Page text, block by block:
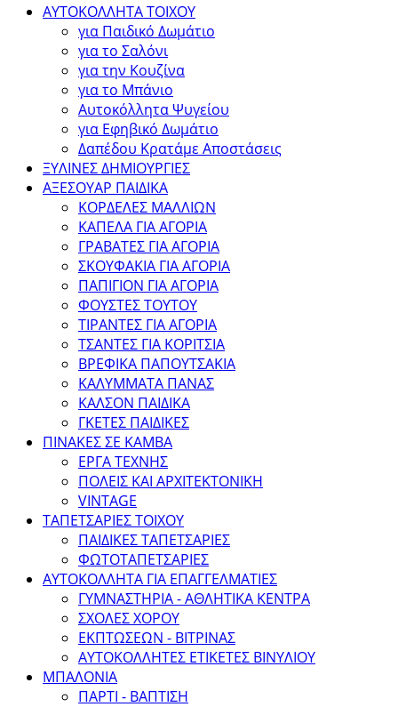
ΑΥΤΟΚΟΛΛΗΤΑ ΤΟΙΧΟΥ
για Παιδικό Δωμάτιο
για το Σαλόνι
για την Κουζίνα
για το Μπάνιο
Αυτοκόλλητα Ψυγείου
για Εφηβικό Δωμάτιο
Δαπέδου Κρατάμε Αποστάσεις
ΞΥΛΙΝΕΣ ΔΗΜΙΟΥΡΓΙΕΣ
ΑΞΕΣΟΥΑΡ ΠΑΙΔΙΚΑ
ΚΟΡΔΕΛΕΣ ΜΑΛΛΙΩΝ
ΚΑΠΕΛΑ ΓΙΑ ΑΓΟΡΙΑ
ΓΡΑΒΑΤΕΣ ΓΙΑ ΑΓΟΡΙΑ
ΣΚΟΥΦΑΚΙΑ ΓΙΑ ΑΓΟΡΙΑ
ΠΑΠΙΓΙΟΝ ΓΙΑ ΑΓΟΡΙΑ
ΦΟΥΣΤΕΣ ΤΟΥΤΟΥ
ΤΙΡΑΝΤΕΣ ΓΙΑ ΑΓΟΡΙΑ
ΤΣΑΝΤΕΣ ΓΙΑ ΚΟΡΙΤΣΙΑ
ΒΡΕΦΙΚΑ ΠΑΠΟΥΤΣΑΚΙΑ
ΚΑΛΥΜΜΑΤΑ ΠΑΝΑΣ
ΚΑΛΣΟΝ ΠΑΙΔΙΚΑ
ΓΚΕΤΕΣ ΠΑΙΔΙΚΕΣ
ΠΙΝΑΚΕΣ ΣΕ ΚΑΜΒΑ
ΕΡΓΑ ΤΕΧΝΗΣ
ΠΟΛΕΙΣ ΚΑΙ ΑΡΧΙΤΕΚΤΟΝΙΚΗ
VINTAGE
ΤΑΠΕΤΣΑΡΙΕΣ ΤΟΙΧΟΥ
ΠΑΙΔΙΚΕΣ ΤΑΠΕΤΣΑΡΙΕΣ
ΦΩΤΟΤΑΠΕΤΣΑΡΙΕΣ
ΑΥΤΟΚΟΛΛΗΤΑ ΓΙΑ ΕΠΑΓΓΕΛΜΑΤΙΕΣ
ΓΥΜΝΑΣΤΗΡΙΑ - ΑΘΛΗΤΙΚΑ ΚΕΝΤΡΑ
ΣΧΟΛΕΣ ΧΟΡΟΥ
ΕΚΠΤΩΣΕΩΝ - ΒΙΤΡΙΝΑΣ
ΑΥΤΟΚΟΛΛΗΤΕΣ ΕΤΙΚΕΤΕΣ ΒΙΝΥΛΙΟΥ
ΜΠΑΛΟΝΙΑ
ΠΑΡΤΙ - ΒΑΠΤΙΣΗ